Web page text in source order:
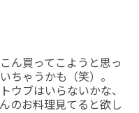
ん買ってこようと思っ
ちゃうかも（笑）。
ウブはいらないかな、
のお料理見てると欲し